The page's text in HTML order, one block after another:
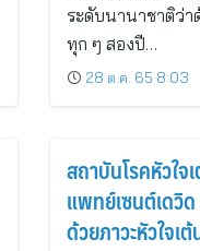
ระดับนานาชาติว่า
ทุก ๆ สองปี…
28 ต.ค. 65 8:03
สถาบันโรคหัวใ
แพทย์เซนต์เดวิ
ด้วยภาวะหัวใจเ